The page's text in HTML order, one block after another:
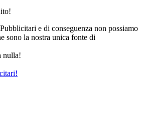
e di conseguenza non possiamo
sono la nostra unica fonte di
nulla!